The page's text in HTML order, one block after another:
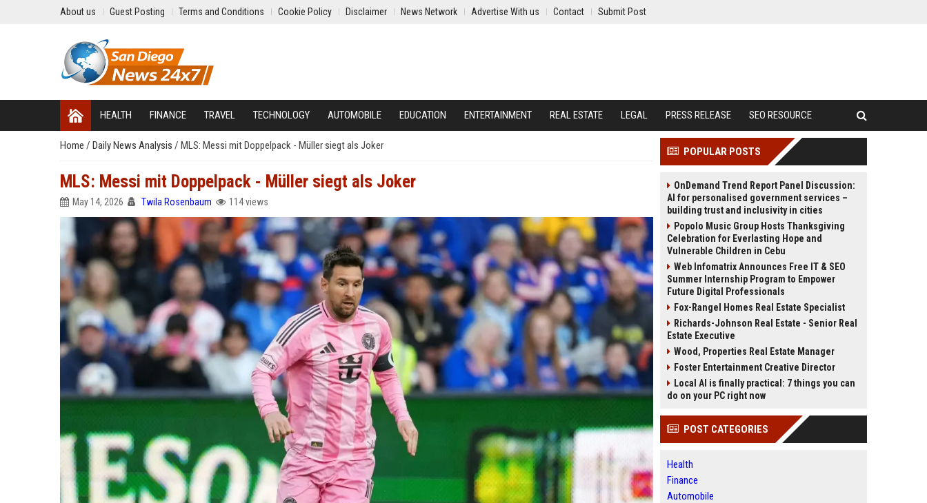
About us Guest Posting Terms and Conditions Cookie Policy Disclaimer News Network Advertise With us Contact Submit Post
HEALTH FINANCE TRAVEL TECHNOLOGY AUTOMOBILE EDUCATION ENTERTAINMENT REAL ESTATE LEGAL PRESS RELEASE SEO RESOURCE
Home / Daily News Analysis / MLS: Messi mit Doppelpack - Müller siegt als Joker
MLS: Messi mit Doppelpack - Müller siegt als Joker
May 14, 2026 Twila Rosenbaum 114 views
POPULAR POSTS
OnDemand Trend Report Panel Discussion:
AI for personalised government services –
building trust and inclusivity in cities
Popolo Music Group Hosts Thanksgiving
Celebration for Everlasting Hope and
Vulnerable Children in Cebu
Web Infomatrix Announces Free IT & SEO
Summer Internship Program to Empower
Future Digital Professionals
Fox-Rangel Homes Real Estate Specialist
Richards-Johnson Real Estate - Senior Real
Estate Executive
Wood, Properties Real Estate Manager
Foster Entertainment Creative Director
Local AI is finally practical: 7 things you can
do on your PC right now
POST CATEGORIES
Health
Finance
Automobile